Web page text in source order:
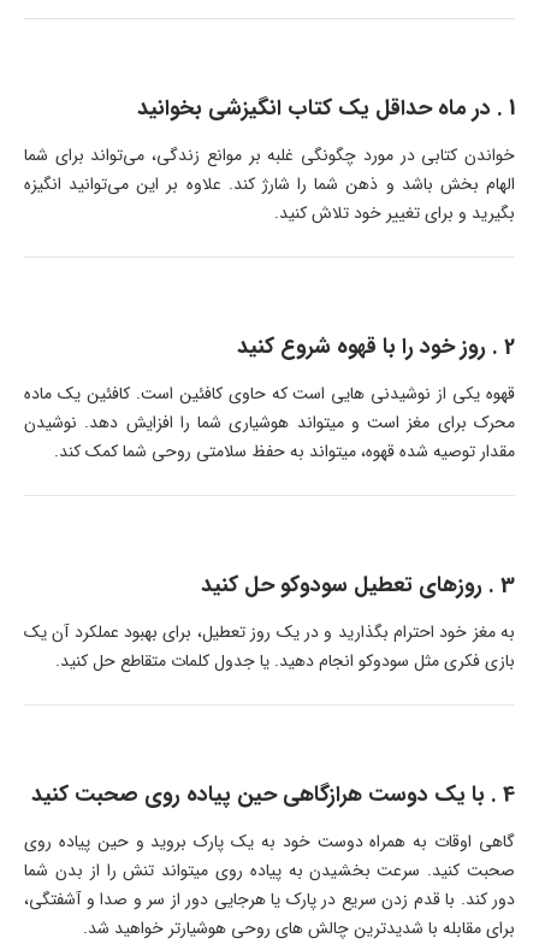
1 . در ماه حداقل یک کتاب انگیزشی بخوانید
خواندن کتابی در مورد چگونگی غلبه بر موانع زندگی، می‌تواند برای شما
الهام بخش باشد و ذهن شما را شارژ کند. علاوه بر این می‌توانید انگیزه
بگیرید و برای تغییر خود تلاش کنید.
2 . روز خود را با قهوه شروع کنید
قهوه یکی از نوشیدنی هایی است که حاوی کافئین است. کافئین یک ماده
محرک برای مغز است و میتواند هوشیاری شما را افزایش دهد. نوشیدن
مقدار توصیه شده قهوه، میتواند به حفظ سلامتی روحی شما کمک کند.
3 . روزهای تعطیل سودوکو حل کنید
به مغز خود احترام بگذارید و در یک روز تعطیل، برای بهبود عملکرد آن یک
بازی فکری مثل سودوکو انجام دهید. یا جدول کلمات متقاطع حل کنید.
4 . با یک دوست هرازگاهی حین پیاده روی صحبت کنید
گاهی اوقات به همراه دوست خود به یک پارک بروید و حین پیاده روی
صحبت کنید. سرعت بخشیدن به پیاده روی میتواند تنش را از بدن شما
دور کند. با قدم زدن سریع در پارک یا هرجایی دور از سر و صدا و آشفتگی،
برای مقابله با شدیدترین چالش های روحی هوشیارتر خواهید شد.